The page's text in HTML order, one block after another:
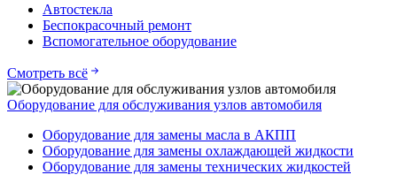
Автостекла
Беспокрасочный ремонт
Вспомогательное оборудование
Смотреть всё
Оборудование для обслуживания узлов автомобиля
Оборудование для замены масла в АКПП
Оборудование для замены охлаждающей жидкости
Оборудование для замены технических жидкостей